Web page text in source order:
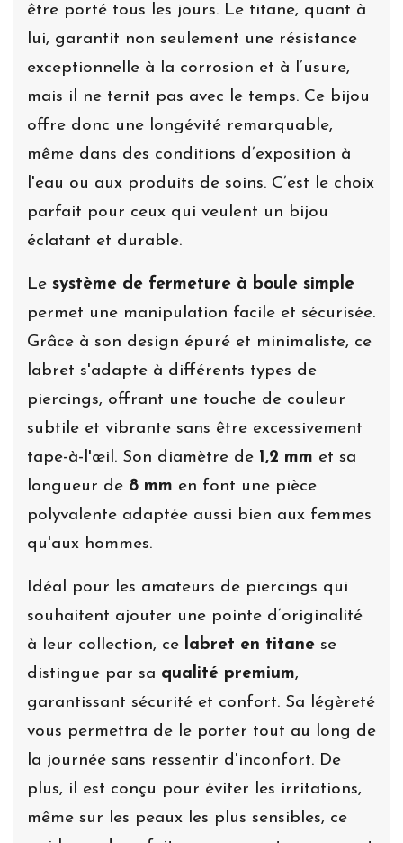
être porté tous les jours. Le titane, quant à
lui, garantit non seulement une résistance
exceptionnelle à la corrosion et à l’usure,
mais il ne ternit pas avec le temps. Ce bijou
offre donc une longévité remarquable,
même dans des conditions d’exposition à
l'eau ou aux produits de soins. C’est le choix
parfait pour ceux qui veulent un bijou
éclatant et durable.
Le système de fermeture à boule simple
permet une manipulation facile et sécurisée.
Grâce à son design épuré et minimaliste, ce
labret s'adapte à différents types de
piercings, offrant une touche de couleur
subtile et vibrante sans être excessivement
tape-à-l'œil. Son diamètre de 1,2 mm et sa
longueur de 8 mm en font une pièce
polyvalente adaptée aussi bien aux femmes
qu'aux hommes.
Idéal pour les amateurs de piercings qui
souhaitent ajouter une pointe d’originalité
à leur collection, ce
labret en titane se
distingue par sa qualité premium,
garantissant sécurité et confort. Sa légèreté
vous permettra de le porter tout au long de
la journée sans ressentir d'inconfort. De
plus, il est conçu pour éviter les irritations,
même sur les peaux les plus sensibles, ce